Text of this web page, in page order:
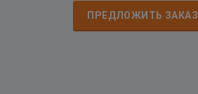
ПРЕДЛОЖИТЬ ЗАКАЗ